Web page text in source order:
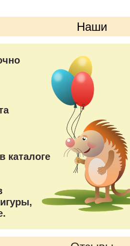
Наши
каталоге